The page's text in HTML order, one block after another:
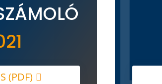
(PDF)